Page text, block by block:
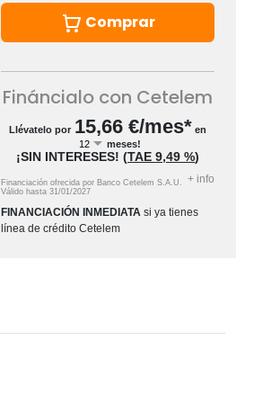
Comprar
Fináncialo con Cetelem
Llévatelo por 15,66 €/mes* en
meses!
¡SIN INTERESES!(TAE9,49 %)
Financiación ofrecida por Banco Cetelem S.A.U.
Válido hasta31/01/2027
+ info
FINANCIACIÓN INMEDIATA si ya tienes
línea de crédito Cetelem